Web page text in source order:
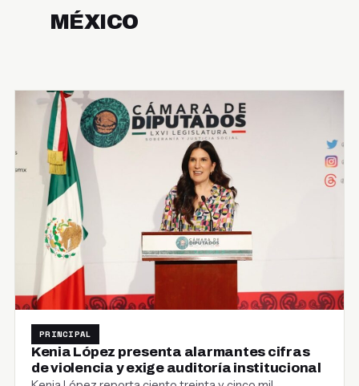
MÉXICO
PRINCIPAL
Kenia López presenta alarmantes cifras
de violencia y exige auditoría institucional